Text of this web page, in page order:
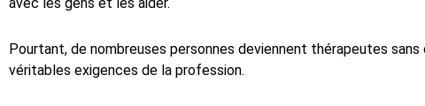
Pourtant, de nombreuses personnes deviennent thérapeutes
véritables exigences de la profession.